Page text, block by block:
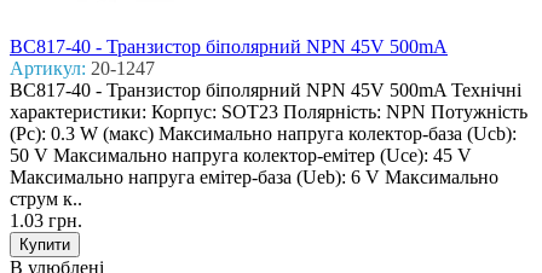
BC817-40 - Транзистор біполярний NPN 45V 500mA
Артикул: 20-1247
BC817-40 - Транзистор біполярний NPN 45V 500mA Технічні
характеристики: Корпус: SOT23 Полярність: NPN Потужність
(Pc): 0.3 W (макс) Макcимально напруга колектор-база (Ucb):
50 V Макcимально напруга колектор-емітер (Uce): 45 V
Макcимально напруга емітер-база (Ueb): 6 V Макcимально
струм к..
1.03 грн.
В улюблені